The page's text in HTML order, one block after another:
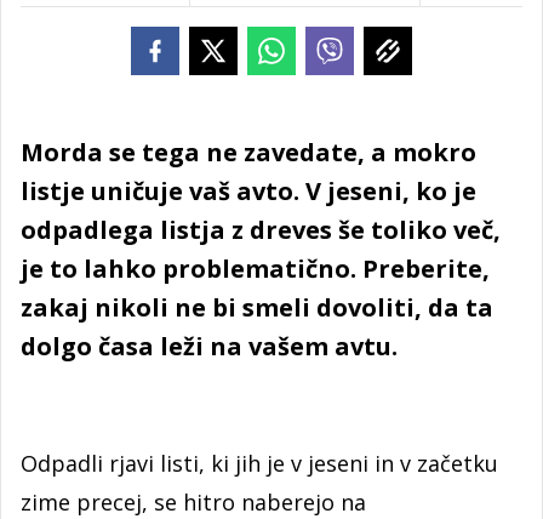
Morda se tega ne zavedate, a mokro
listje uničuje vaš avto. V jeseni, ko je
odpadlega listja z dreves še toliko več,
je to lahko problematično. Preberite,
zakaj nikoli ne bi smeli dovoliti, da ta
dolgo časa leži na vašem avtu.
Odpadli rjavi listi, ki jih je v jeseni in v začetku
zime precej, se hitro naberejo na